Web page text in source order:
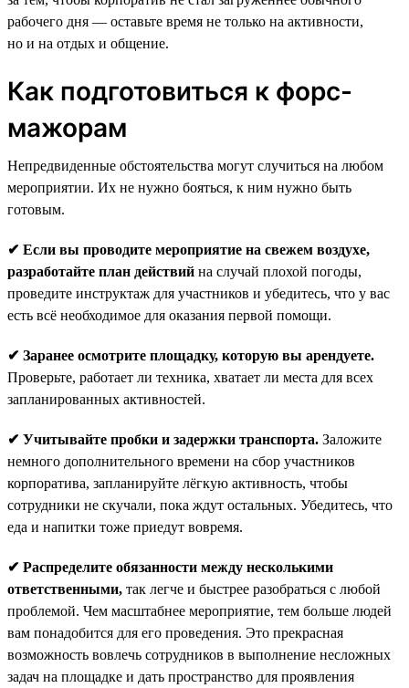
рабочего дня — оставьте время не только на активности,
но и на отдых и общение.
Как подготовиться к форс-
мажорам
Непредвиденные обстоятельства могут случиться на любом
мероприятии. Их не нужно бояться, к ним нужно быть
готовым.
✔ Если вы проводите мероприятие на свежем воздухе,
разработайте план действий на случай плохой погоды,
проведите инструктаж для участников и убедитесь, что у вас
есть всё необходимое для оказания первой помощи.
✔ Заранее осмотрите площадку, которую вы арендуете.
Проверьте, работает ли техника, хватает ли места для всех
запланированных активностей.
✔ Учитывайте пробки и задержки транспорта. Заложите
немного дополнительного времени на сбор участников
корпоратива, запланируйте лёгкую активность, чтобы
сотрудники не скучали, пока ждут остальных. Убедитесь, что
еда и напитки тоже приедут вовремя.
✔ Распределите обязанности между несколькими
ответственными, так легче и быстрее разобраться с любой
проблемой. Чем масштабнее мероприятие, тем больше людей
вам понадобится для его проведения. Это прекрасная
возможность вовлечь сотрудников в выполнение несложных
задач на площадке и дать пространство для проявления